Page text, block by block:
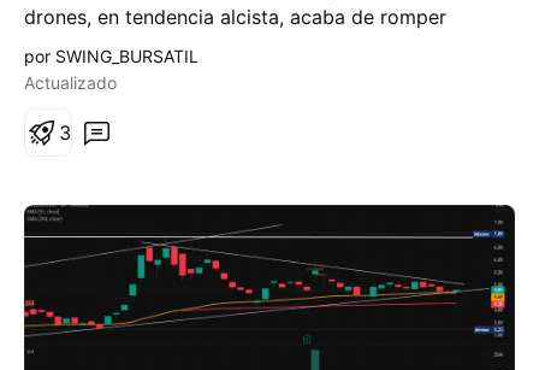
drones, en tendencia alcista, acaba de romper
resistencia y rompió fuerte al alza con volumen.
Obtuvimos un profit de +20% en unos días. Aunque
sigue con buen potencial para entrada swing.
por SWING_BURSATIL
Actualizado
3